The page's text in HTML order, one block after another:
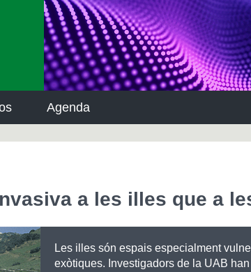
Agenda
a les illes que a
Les illes són espais especialment
exòtiques. Investigadors de la UAB